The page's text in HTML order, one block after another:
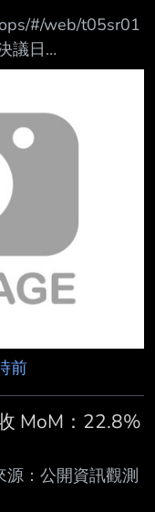
#/web/t05sr01
議日
過日期:115/08/07
01/01~115/06/
收入(仟
期止營業毛利(毛
計至本期止營業
前
MoM：22.8%
：公開資訊觀測